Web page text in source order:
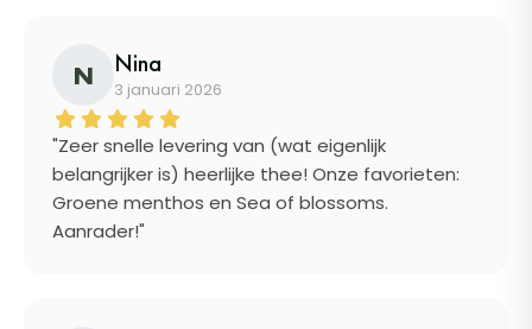
N Nina
3 januari 2026
"Zeer snelle levering van (wat eigenlijk
belangrijker is) heerlijke thee! Onze favorieten:
Groene menthos en Sea of blossoms.
Aanrader!"